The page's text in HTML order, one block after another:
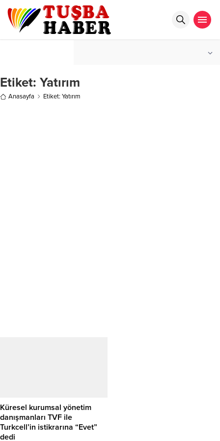
Etiket: Yatırım
Anasayfa Etiket: Yatırım
Küresel kurumsal yönetim
danışmanları TVF ile
Turkcell’in istikrarına “Evet”
dedi